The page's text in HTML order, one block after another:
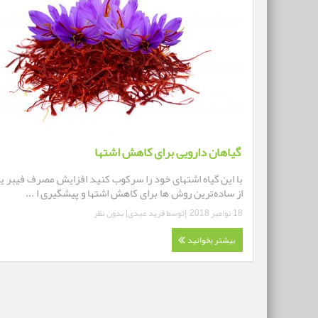
گیاهان دارویی برای کاهش اشتها
با این گیاه اشتهای خود را سرکوب کنید افزایش مصرف فیبر
از ساده‌ترین روش ها برای کاهش اشتها و پیشگیری ا ...
18 نوامبر 2018 |توسطفرید عبدی|بدون نظر
بیشتر بخوانید